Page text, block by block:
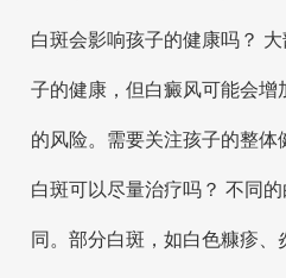
白斑会影响孩子的健康吗？
子的健康，但白癜风可能会增
的风险。需要关注孩子的整体
白斑可以尽量治疗吗？ 不同
同。部分白斑，如白色糠疹、